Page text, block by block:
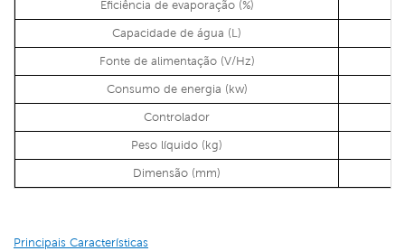
Eficiência de evaporação (%)
Capacidade de água (L)
Fonte de alimentação (V/Hz)
Consumo de energia (kw)
Controlador
Peso líquido (kg)
Dimensão (mm)
Principais Características